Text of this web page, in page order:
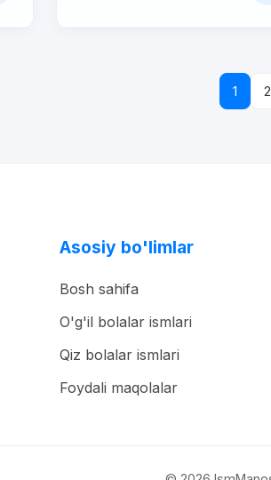
1 2
Asosiy bo'limlar
Bosh sahifa
O'g'il bolalar ismlari
Qiz bolalar ismlari
Foydali maqolalar